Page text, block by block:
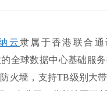
云隶属于香港联合
全球数据中心基础服
火墙，支持TB级别大